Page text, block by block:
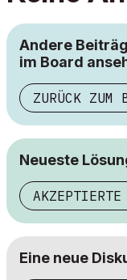
Andere
im Board
ZURÜCK ZUM
Neueste
AKZEPTIERTE
Eine neue